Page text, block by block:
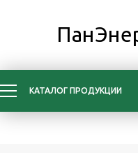
КАТАЛОГ ПРОДУКЦИИ